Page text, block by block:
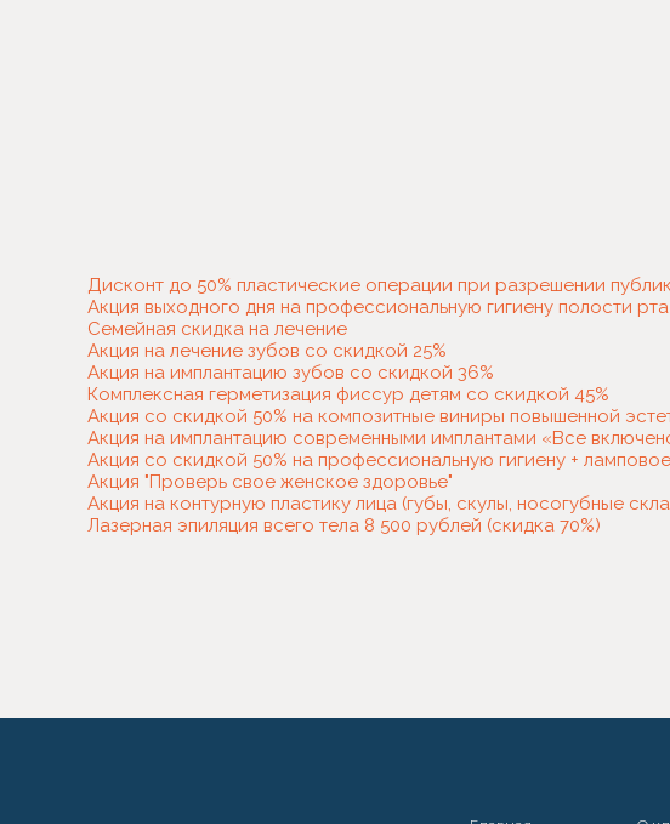
Дисконт до 50% пластические операции при разрешении
Акция выходного дня на профессиональную гигиену полости рта
Семейная скидка на лечение
Акция на лечение зубов со скидкой 25%
Акция на имплантацию зубов со скидкой 36%
Комплексная герметизация фиссур детям со скидкой 45%
Акция со скидкой 50% на композитные виниры повышенной
Акция на имплантацию современными имплантами «Все
Акция со скидкой 50% на профессиональную гигиену +
Акция "Проверь свое женское здоровье"
Акция на контурную пластику лица (губы, скулы, носогубные
Лазерная эпиляция всего тела 8 500 рублей (скидка 70%)